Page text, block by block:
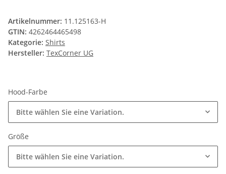
Artikelnummer: 11.125163-H
GTIN: 4262464465498
Kategorie: Shirts
Hersteller: TexCorner UG
Hood-Farbe
Bitte wählen Sie eine Variation.
Größe
Bitte wählen Sie eine Variation.